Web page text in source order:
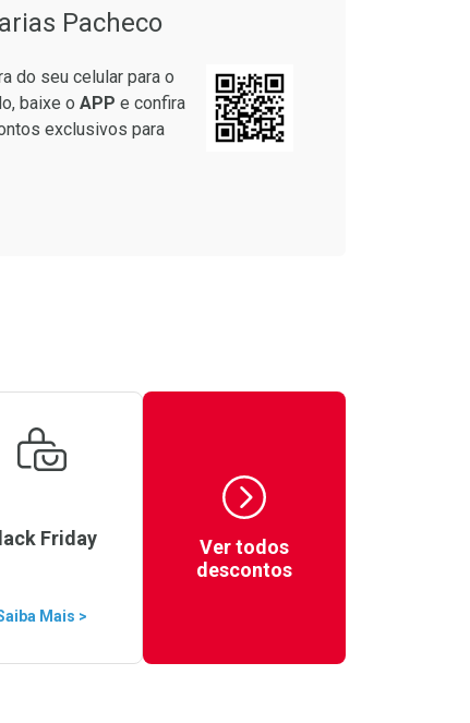
Pacheco
do seu celular para o
baixe o APP e confira
exclusivos para
Friday
Mais >
Ver todos
descontos